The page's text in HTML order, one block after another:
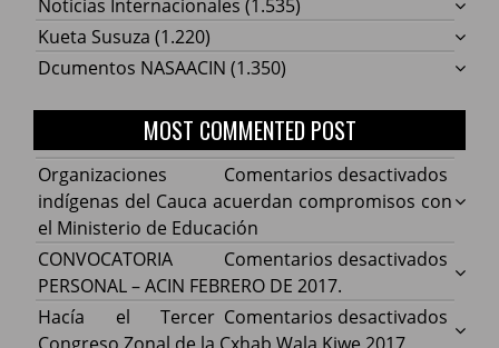
Noticias Internacionales (1.535)
Kueta Susuza (1.220)
Dcumentos NASAACIN (1.350)
MOST COMMENTED POST
Comentarios desactivados
Cauca
Organizaciones
indígenas del Cauca acuerdan compromisos con
el Ministerio de Educación
Comentarios desactivados
CONVOCATORIA
PERSONAL – ACIN FEBRERO DE 2017.
Comentarios desactivados
Hacía
Hacía el Tercer
Congreso Zonal de la Cxhab Wala Kiwe 2017